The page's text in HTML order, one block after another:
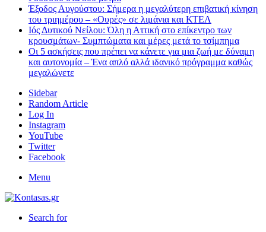
Έξοδος Αυγούστου: Σήμερα η μεγαλύτερη επιβατική κίνηση
του τριημέρου – «Ουρές» σε λιμάνια και ΚΤΕΛ
Ιός Δυτικού Νείλου: Όλη η Αττική στο επίκεντρο των
κρουσμάτων- Συμπτώματα και μέρες μετά το τσίμπημα
Οι 5 ασκήσεις που πρέπει να κάνετε για μια ζωή με δύναμη
και αυτονομία – Ένα απλό αλλά ιδανικό πρόγραμμα καθώς
μεγαλώνετε
Sidebar
Random Article
Log In
Instagram
YouTube
Twitter
Facebook
Menu
Search for